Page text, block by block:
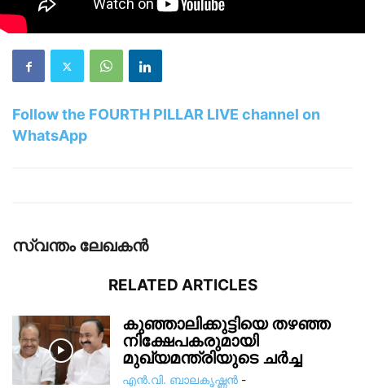
Follow the FOURTH PILLAR LIVE channel on
WhatsApp
സ്വന്തം ലേഖകന്‍
RELATED ARTICLES
കുഞ്ഞാലിക്കുട്ടിയെ തഴഞ്ഞ
നിക്ഷേപകരുമായി
മുഖ്യമന്ത്രിയുടെ ചർച്ച
എൻ.വി. ബാലകൃഷ്ണൻ -